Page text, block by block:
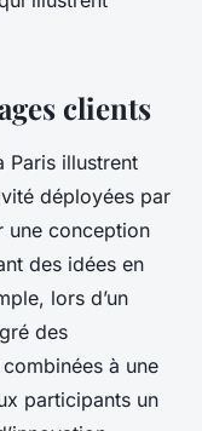
clients
Paris illustrent
déployées par
une conception
des idées en
lors d’un
des
à une
participants un